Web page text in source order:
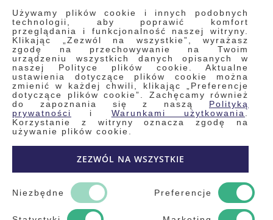
Używamy plików cookie i innych podobnych
technologii, aby poprawić komfort
przeglądania i funkcjonalność naszej witryny.
Klikając „Zezwól na wszystkie”, wyrażasz
zgodę na przechowywanie na Twoim
urządzeniu wszystkich danych opisanych w
naszej Polityce plików cookie. Aktualne
ustawienia dotyczące plików cookie można
zmienić w każdej chwili, klikając „Preferencje
dotyczące plików cookie”. Zachęcamy również
do zapoznania się z naszą Polityką
prywatności
i Warunkami użytkowania
Korzystanie z witryny oznacza zgodę na
używanie plików cookie.
ZEZWÓL NA WSZYSTKIE
Niezbędne Preferencje
INFORMACJE
Regulamin
Polityka prywatności i pliki cookie
Wyszukiwane frazy
Wyszukiwanie zaawansowane
Zamówienia
Skontaktuj się z nami
Odstąp od umowy
Kontakt